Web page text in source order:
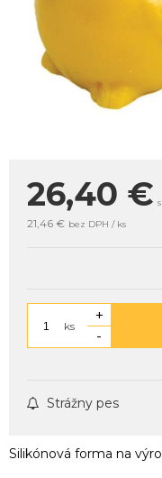
26,40 €
21,46 € bez DPH / ks
ks
+
-
Strážny pes
Silikónová forma na